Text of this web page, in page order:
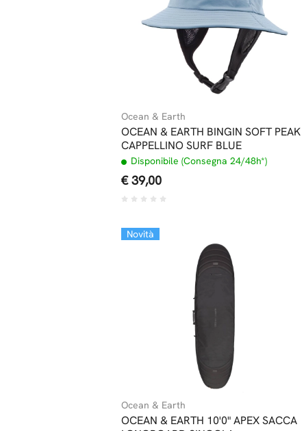
Ocean & Earth
OCEAN & EARTH BINGIN SOFT PEAK
CAPPELLINO SURF BLUE
Disponibile (Consegna 24/48h*)
€ 39,00
Novità
Ocean & Earth
OCEAN & EARTH 10'0" APEX SACCA